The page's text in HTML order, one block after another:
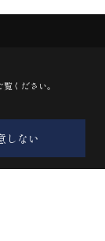
覧ください。
しない